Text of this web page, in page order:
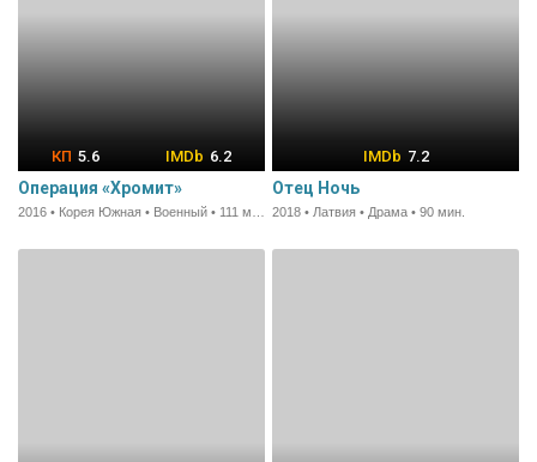
5.6 6.2
Операция «Хромит»
7.2
Отец Ночь
2018 • Латвия • Драма • 90 мин.